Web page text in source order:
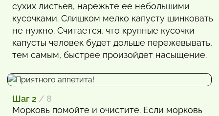
сухих листьев, нарежьте ее небольшими
кусочками. Слишком мелко капусту шинковать
не нужно. Считается, что крупные кусочки
капусты человек будет дольше пережевывать,
тем самым, быстрее произойдет насыщение.
Шаг 2 / 8
Морковь помойте и очистите. Если морковь